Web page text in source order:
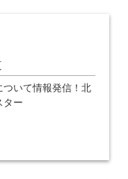
いて情報発信！北
ター